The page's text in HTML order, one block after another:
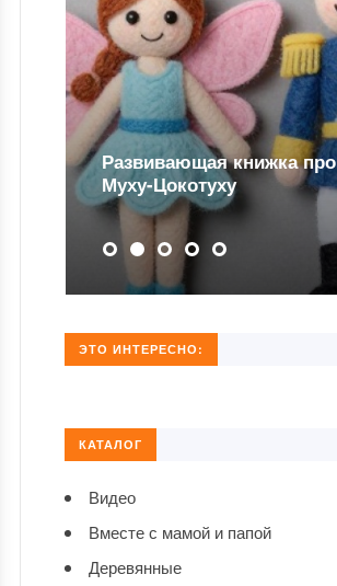
Развивающая книжка про
Муху-Цокотуху
ЭТО ИНТЕРЕСНО:
КАТАЛОГ
Видео
Вместе с мамой и папой
Деревянные